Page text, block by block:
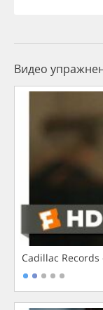
Видео
Cadillac Records